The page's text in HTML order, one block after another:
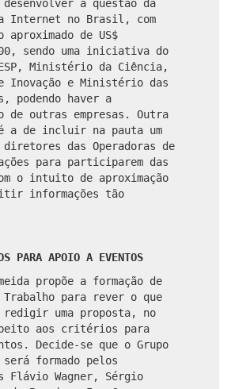
a questão da
Internet no Brasil, com
aproximado de US$
sendo uma iniciativa do
Ministério da Ciência,
Inovação e Ministério das
podendo haver a
de outras empresas. Outra
a de incluir na pauta um
das Operadoras de
para participarem das
o intuito de aproximação
informações tão
PARA APOIO A EVENTOS
propõe a formação de
Trabalho para rever o que
uma proposta, no
aos critérios para
Decide-se que o Grupo
formado pelos
Flávio Wagner, Sérgio